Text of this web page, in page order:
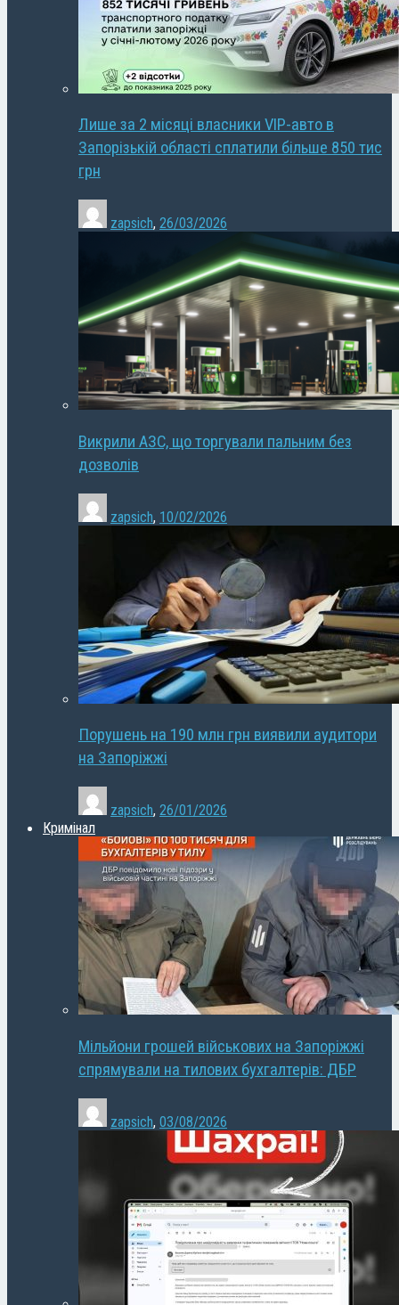
Лише за 2 місяці власники VIP-авто в
Запорізькій області сплатили більше 850 тис
грн
zapsich, 26/03/2026
Викрили АЗС, що торгували пальним без
дозволів
zapsich, 10/02/2026
Порушень на 190 млн грн виявили аудитори
на Запоріжжі
zapsich, 26/01/2026
Кримінал
Мільйони грошей військових на Запоріжжі
спрямували на тилових бухгалтерів: ДБР
zapsich, 03/08/2026